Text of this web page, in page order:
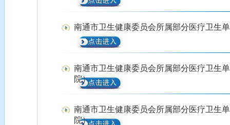
南通市卫生健康委员会所属部分医疗卫生
南通市卫生健康委员会所属部分医疗卫生
院）
南通市卫生健康委员会所属部分医疗卫生
院）